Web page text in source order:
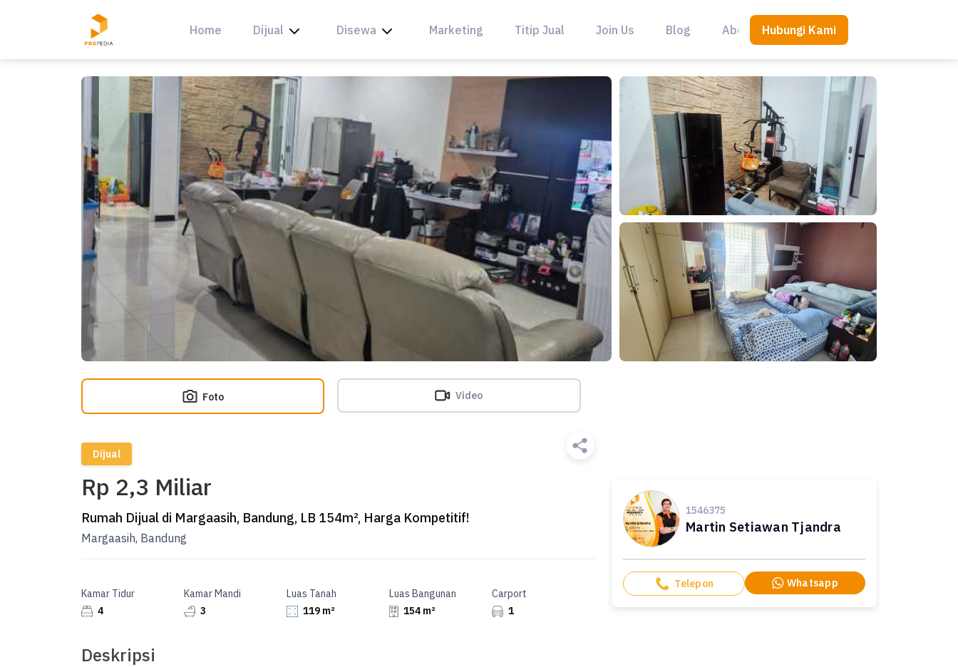
Home Dijual Disewa Marketing Titip Jual Join Us Blog About UsHubungi Kami
Foto Video
Dijual
Rp 2,3 Miliar
Rumah Dijual di Margaasih, Bandung, LB 154m², Harga Kompetitif!
Margaasih, Bandung
Kamar Tidur
4
Kamar Mandi
3
Luas Tanah
119 m²
Luas Bangunan
154 m²
Carport
1
Deskripsi
1546375
Martin Setiawan Tjandra
Telepon Whatsapp